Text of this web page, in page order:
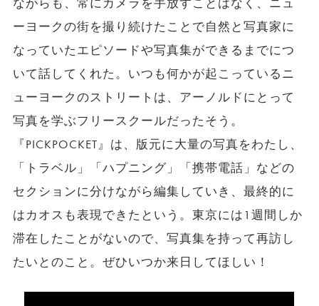
ながらも、常にカメラを手放すことはなく、ニュ
ーヨークの街を撮り続けたことで自然と写真家に
なっていたエピソードや写真集ができるまでにつ
いて話してくれた。いつも何かが起こっているニ
ューヨークのストリートは、アーノルドにとって
写真を学ぶフリースクールだったそう。
『PICKPOCKET』は、版元に大量の写真をわたし、
「トラベル」「ハプニング」「携帯電話」などの
セクションに分けながら編集していき、最終的に
はカオスも表現できたという。東京には1週間しか
滞在したことがないので、写真集を持って再訪し
たいとのこと。ぜひいつか来日してほしい！